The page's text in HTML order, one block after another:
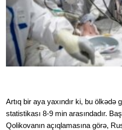
Artıq bir aya yaxındır ki, bu ölkədə
statistikası 8-9 min arasındadır.
Qolikovanın açıqlamasına görə,